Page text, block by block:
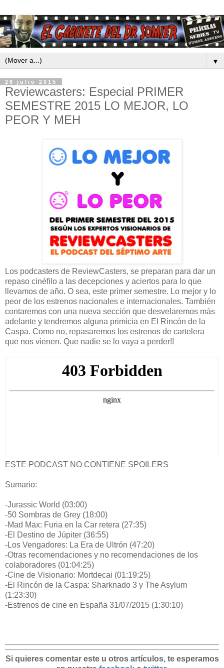
▼
26 julio 2015
Reviewcasters: Especial PRIMER
SEMESTRE 2015 LO MEJOR, LO
PEOR Y MEH
Los podcasters de ReviewCasters, se preparan para dar un
repaso cinéfilo a las decepciones y aciertos para lo que
llevamos de año. O sea, este primer semestre. Lo mejor y lo
peor de los estrenos nacionales e internacionales. También
contaremos con una nueva sección que desvelaremos más
adelante y tendremos alguna primicia en El Rincón de la
Caspa. Como no, repasaremos los estrenos de cartelera
que nos vienen. Que nadie se lo vaya a perder!!
ESTE PODCAST NO CONTIENE SPOILERS
Sumario:
-Jurassic World (03:00)
-50 Sombras de Grey (18:00)
-Mad Max: Furia en la Car retera (27:35)
-El Destino de Júpiter (36:55)
-Los Vengadores: La Era de Ultrón (47:20)
-Otras recomendaciones y no recomendaciones de los
colaboradores (01:04:25)
-Cine de Visionario: Mortdecai (01:19:25)
-El Rincón de la Caspa: Sharknado 3 y The Asylum
(1:23:30)
-Estrenos de cine en España 31/07/2015 (1:30:10)
Si quieres comentar este u otros artículos, te esperamos